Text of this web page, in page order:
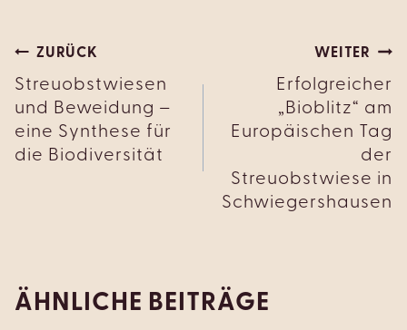
BEITRAGSNAVIGATION
ZURÜCK
Streuobstwiesen
und Beweidung –
eine Synthese für
die Biodiversität
WEITER
Erfolgreicher
„Bioblitz“ am
Europäischen Tag
der
Streuobstwiese in
Schwiegershausen
ÄHNLICHE BEITRÄGE